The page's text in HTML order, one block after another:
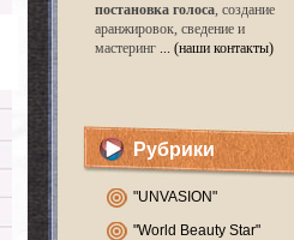
постановка голоса, создание
аранжировок, сведение и
мастеринг ... (наши контакты)
Рубрики
"UNVASION"
"World Beauty Star"